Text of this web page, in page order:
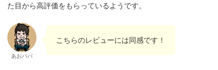
た目から高評価をもらっているようです。
あおパパ
こちらのレビューには同感です！